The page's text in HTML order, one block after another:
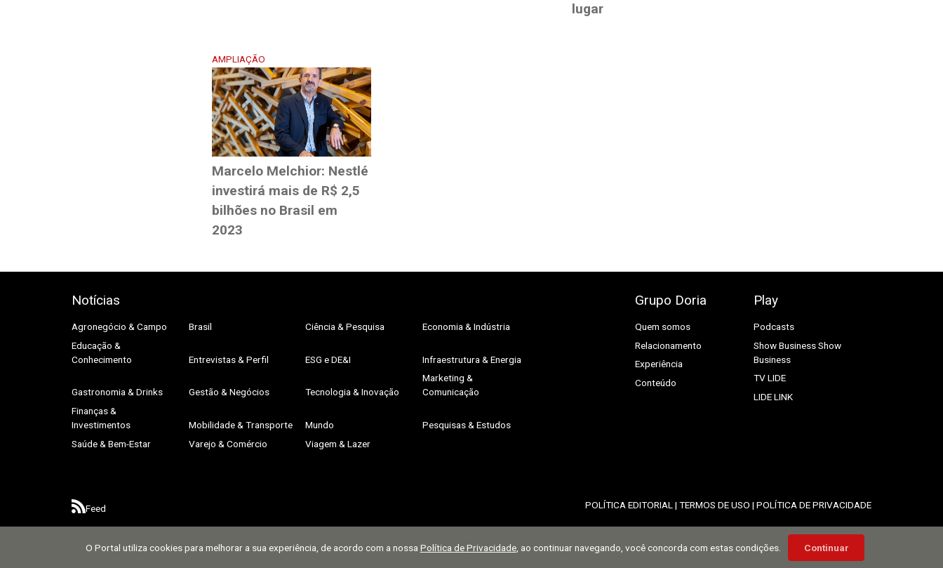
lugar
AMPLIAÇÃO
Marcelo Melchior: Nestlé
investirá mais de R$ 2,5
bilhões no Brasil em
2023
Notícias
Agronegócio & Campo Brasil Ciência & Pesquisa
Economia & Indústria
Educação &
Conhecimento
Entrevistas & Perfil ESG e DE&I Infraestrutura & Energia
Gastronomia & Drinks Gestão & Negócios Tecnologia & Inovação
Marketing &
Comunicação
Finanças &
Investimentos
Mobilidade & Transporte Mundo
Pesquisas & Estudos
Saúde & Bem-Estar
Varejo & Comércio Viagem & Lazer
Grupo Doria
Quem somos
Relacionamento
Experiência
Conteúdo
Play
Podcasts
Show BusinessShow
Business
TV LIDE
LIDE LINK
Feed POLÍTICA EDITORIAL | TERMOS DE USO | POLÍTICA DE PRIVACIDADE
O Portal utiliza cookies para melhorar a sua experiência, de acordo com a nossa Política de Privacidade, ao continuar navegando, você concorda com estas condições. Continuar